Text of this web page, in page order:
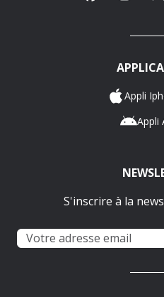
Appli
Appli
S'inscrire à la